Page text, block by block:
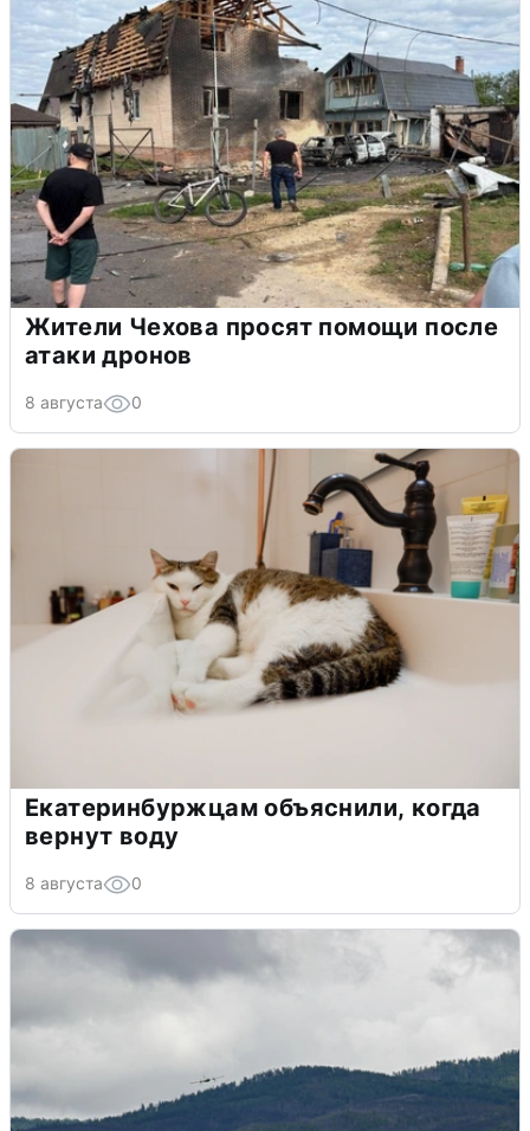
Жители Чехова просят помощи после
атаки дронов
8 августа 0
Екатеринбуржцам объяснили, когда
вернут воду
8 августа 0